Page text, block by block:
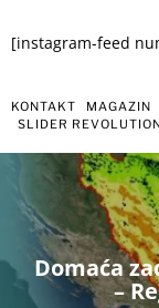
[instagram-feed
KONTAKT MAGAZIN
SLIDER
Domaća
–